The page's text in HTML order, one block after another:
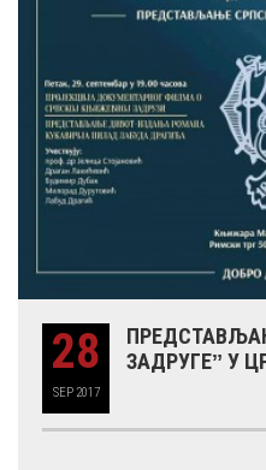
28
SEP 2017
ЗАДРУГЕˮ У